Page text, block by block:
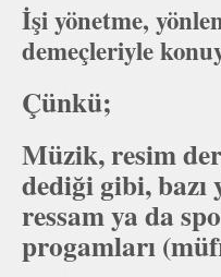
İşi yönetme,
demeçleriyle
Çünkü;
Müzik, resim
dediği gibi, bazı
ressam ya da
progamları